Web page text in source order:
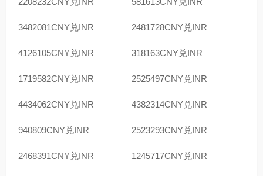
3482081CNY兑INR 2481728CNY兑INR
4126105CNY兑INR 318163CNY兑INR
1719582CNY兑INR 2525497CNY兑INR
4434062CNY兑INR 4382314CNY兑INR
940809CNY兑INR 2523293CNY兑INR
2468391CNY兑INR 1245717CNY兑INR